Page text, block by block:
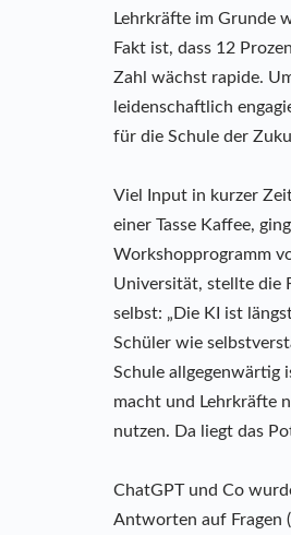
Lehrkräfte im Grunde
Fakt ist, dass 12
Zahl wächst rapide.
leidenschaftlich
für die Schule der
Viel Input in kurzer
einer Tasse Kaffee,
Workshopprogramm
Universität, stellte die
selbst: „Die KI ist
Schüler wie
Schule allgegenwärtig
macht und Lehrkräfte
nutzen. Da liegt das
ChatGPT und Co
Antworten auf Fragen